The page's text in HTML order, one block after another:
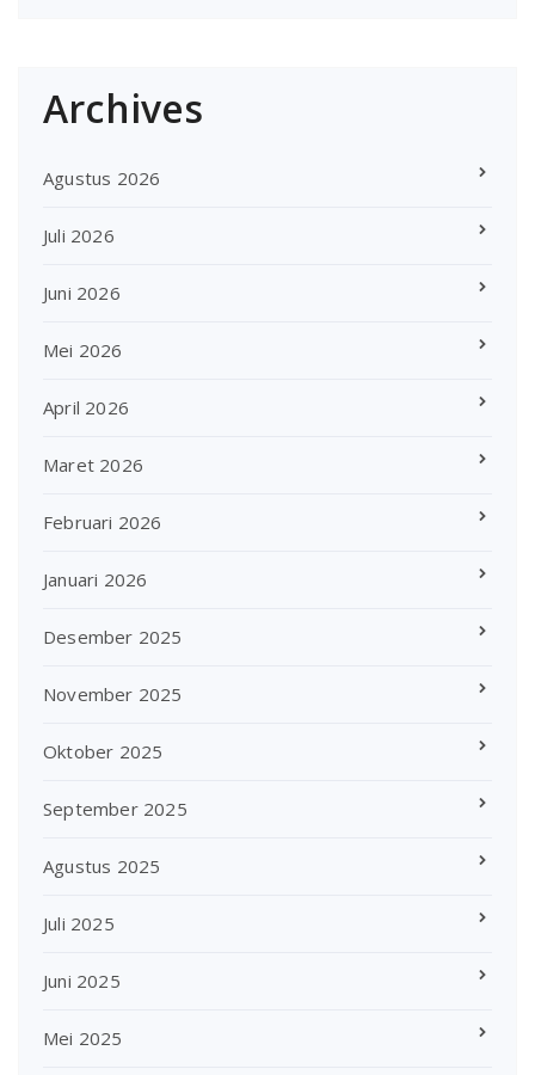
Archives
Agustus 2026
Juli 2026
Juni 2026
Mei 2026
April 2026
Maret 2026
Februari 2026
Januari 2026
Desember 2025
November 2025
Oktober 2025
September 2025
Agustus 2025
Juli 2025
Juni 2025
Mei 2025